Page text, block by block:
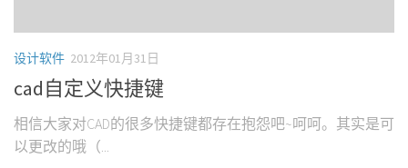
设计软件 2012年01月31日
cad自定义快捷键
相信大家对CAD的很多快捷键都存在抱怨吧~呵呵。其实是可
以更改的哦（...